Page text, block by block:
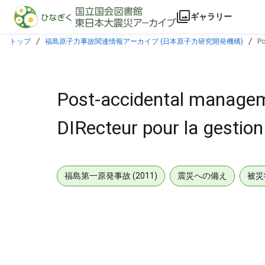
本文に飛ぶ
ギャラリー
トップ 福島原子力事故関連情報アーカイブ (日本原子力研究開発機構)
Post-accidental
DIRecteur pour la
福島第一原発事故 (2011) 震災への備え 被災